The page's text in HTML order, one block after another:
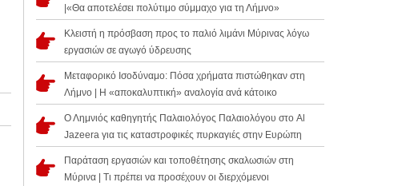
|«Θα αποτελέσει πολύτιμο σύμμαχο για τη Λήμνο»
Κλειστή η πρόσβαση προς το παλιό λιμάνι Μύρινας λόγω
εργασιών σε αγωγό ύδρευσης
Μεταφορικό Ισοδύναμο: Πόσα χρήματα πιστώθηκαν στη
Λήμνο | Η «αποκαλυπτική» αναλογία ανά κάτοικο
Ο Λημνιός καθηγητής Παλαιολόγος Παλαιολόγου στο Al
Jazeera για τις καταστροφικές πυρκαγιές στην Ευρώπη
Παράταση εργασιών και τοποθέτησης σκαλωσιών στη
Μύρινα | Τι πρέπει να προσέχουν οι διερχόμενοι